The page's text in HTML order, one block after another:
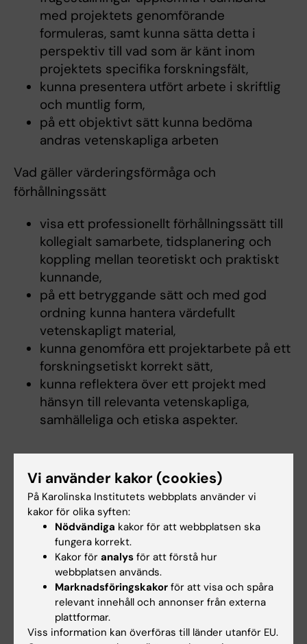
med projektets genomförande
formuleras, samt kunna sätta detta i
perspektiv till vad som är känt inom
projektets specifika forskningsfält,
kunna presentera utfört arbete i skriftlig
och muntlig form,
på ett objektivt sätt kunna bedöma
andras vetenskapliga arbeten
Vad gäller värderingsförmåga och
förhållningssätt
visa ett professionellt förhållningssätt till
kollegialt samarbete, tidsplanering och
koppling mellan teoretiskt och praktiskt
kunnande,
på ett betryggande sätt och med god
ordning kunna hantera värdefullt
vetenskapligt material,
kunna genomföra ett projektarbete på ett
forskningsetiskt korrekt sätt,
kunna reflektera över ett projekt med
hänsyn till relevanta vetenskapliga,
samhälleliga och etiska aspekter.
Individuellt arbete med tyngdpunkt på
laboratoriepraktik och med vissa
litteraturstudier. En individuell studieplan
innehållande projektplan, metoder och
tidsplan upprättas av handledare och student
tillsammans inför kursen. Projekt kan utföras
utanför Karolinska Institutet.
Vi använder kakor (cookies)
På Karolinska Institutets webbplats använder vi
kakor för olika syften:
Nödvändiga kakor för att webbplatsen ska
fungera korrekt.
Kakor för analys för att förstå hur
webbplatsen används.
Marknadsföringskakor för att visa och spåra
relevant innehåll och annonser från externa
plattformar.
Viss information kan överföras till länder utanför EU.